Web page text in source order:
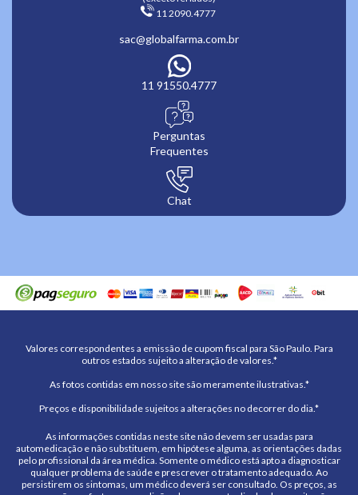
11 2090.4777
sac@globalfarma.com.br
11 91550.4777
Perguntas
Frequentes
Chat
Valores correspondentes a emissão de cupom fiscal para São Paulo. Para
outros estados sujeito a alteração de valores.*
As fotos contidas em nosso site são meramente ilustrativas.*
Preços e disponibilidade sujeitos a alterações no decorrer do dia.*
As informações contidas neste site não devem ser usadas para
automedicação e não substituem, em hipótese alguma, as orientações dadas
pelo profissional da área médica. Somente o médico está apto a diagnosticar
qualquer problema de saúde e prescrever o tratamento adequado. Ao
persistirem os sintomas, um médico deverá ser consultado. Os preços, as